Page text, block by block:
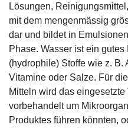
Lösungen,
mit dem mengenmässig
dar und bildet in
Phase. Wasser ist ein
(hydrophile) Stoffe wie z.
Vitamine oder Salze. Für
Mitteln wird das eingesetzte
vorbehandelt um
Produktes führen könnten,